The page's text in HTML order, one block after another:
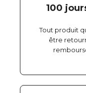
100
Tout produit
être